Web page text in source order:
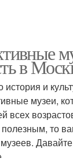
в
и
музеи,
всех
то